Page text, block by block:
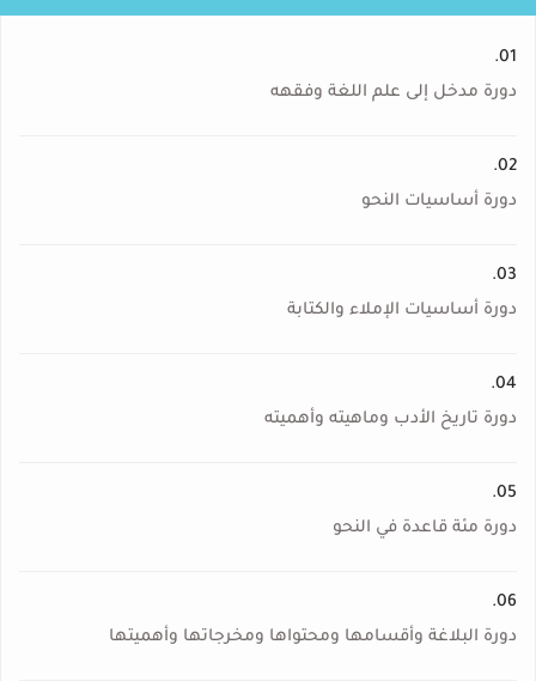
01.
دورة مدخل إلى علم اللغة وفقهه
02.
دورة أساسيات النحو
03.
دورة أساسيات الإملاء والكتابة
04.
دورة تاريخ الأدب وماهيته وأهميته
05.
دورة مئة قاعدة في النحو
06.
دورة البلاغة وأقسامها ومحتواها ومخرجاتها وأهميتها